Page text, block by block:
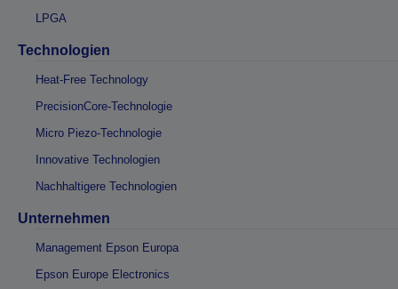
LPGA
Technologien
Heat-Free Technology
PrecisionCore-Technologie
Micro Piezo-Technologie
Innovative Technologien
Nachhaltigere Technologien
Unternehmen
Management Epson Europa
Epson Europe Electronics